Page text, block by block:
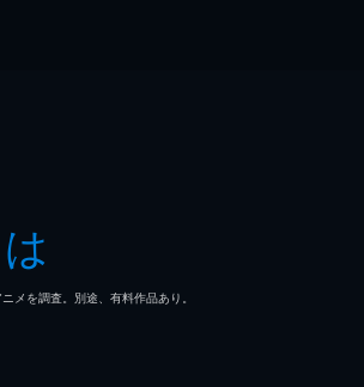
を調査。別途、有料作品あり。